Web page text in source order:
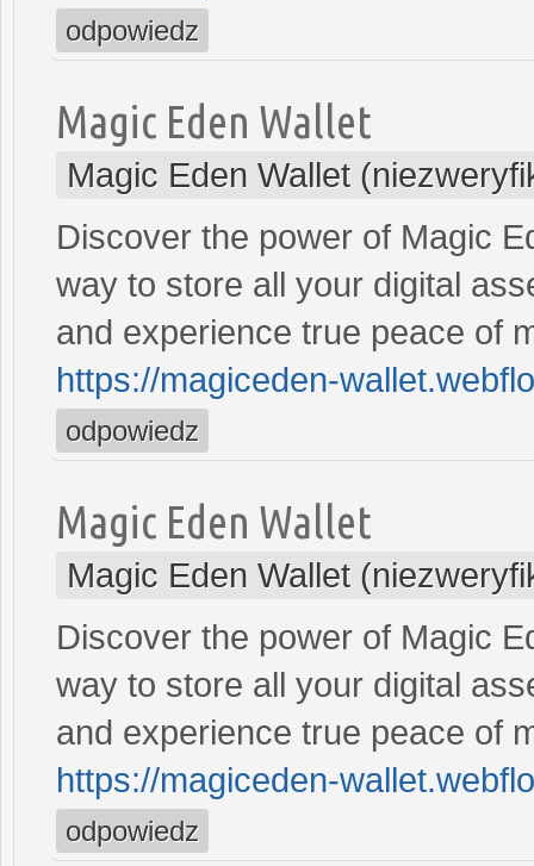
odpowiedz
Magic Eden Wallet
Magic Eden Wallet
Discover the power of Magic
way to store all your digital
and experience true peace of
https://magiceden-
odpowiedz
Magic Eden Wallet
Magic Eden Wallet
Discover the power of Magic
way to store all your digital
and experience true peace of
https://magiceden-
odpowiedz